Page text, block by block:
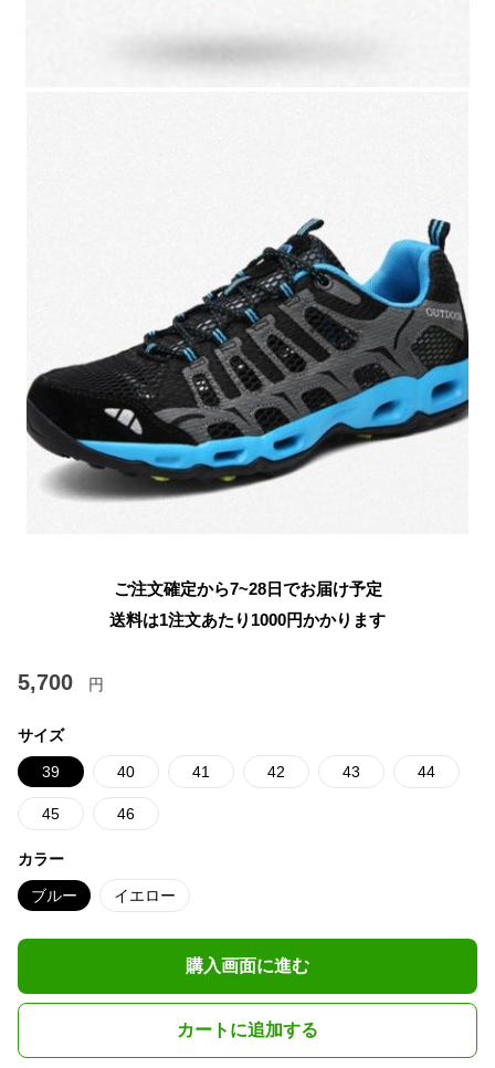
ご注文確定から7~28日でお届け予定
送料は1注文あたり 1000円かかります
5,700 円
サイズ
39 40 41 42 43 44
45 46
カラー
ブルー イエロー
購入画面に進む
カートに追加する